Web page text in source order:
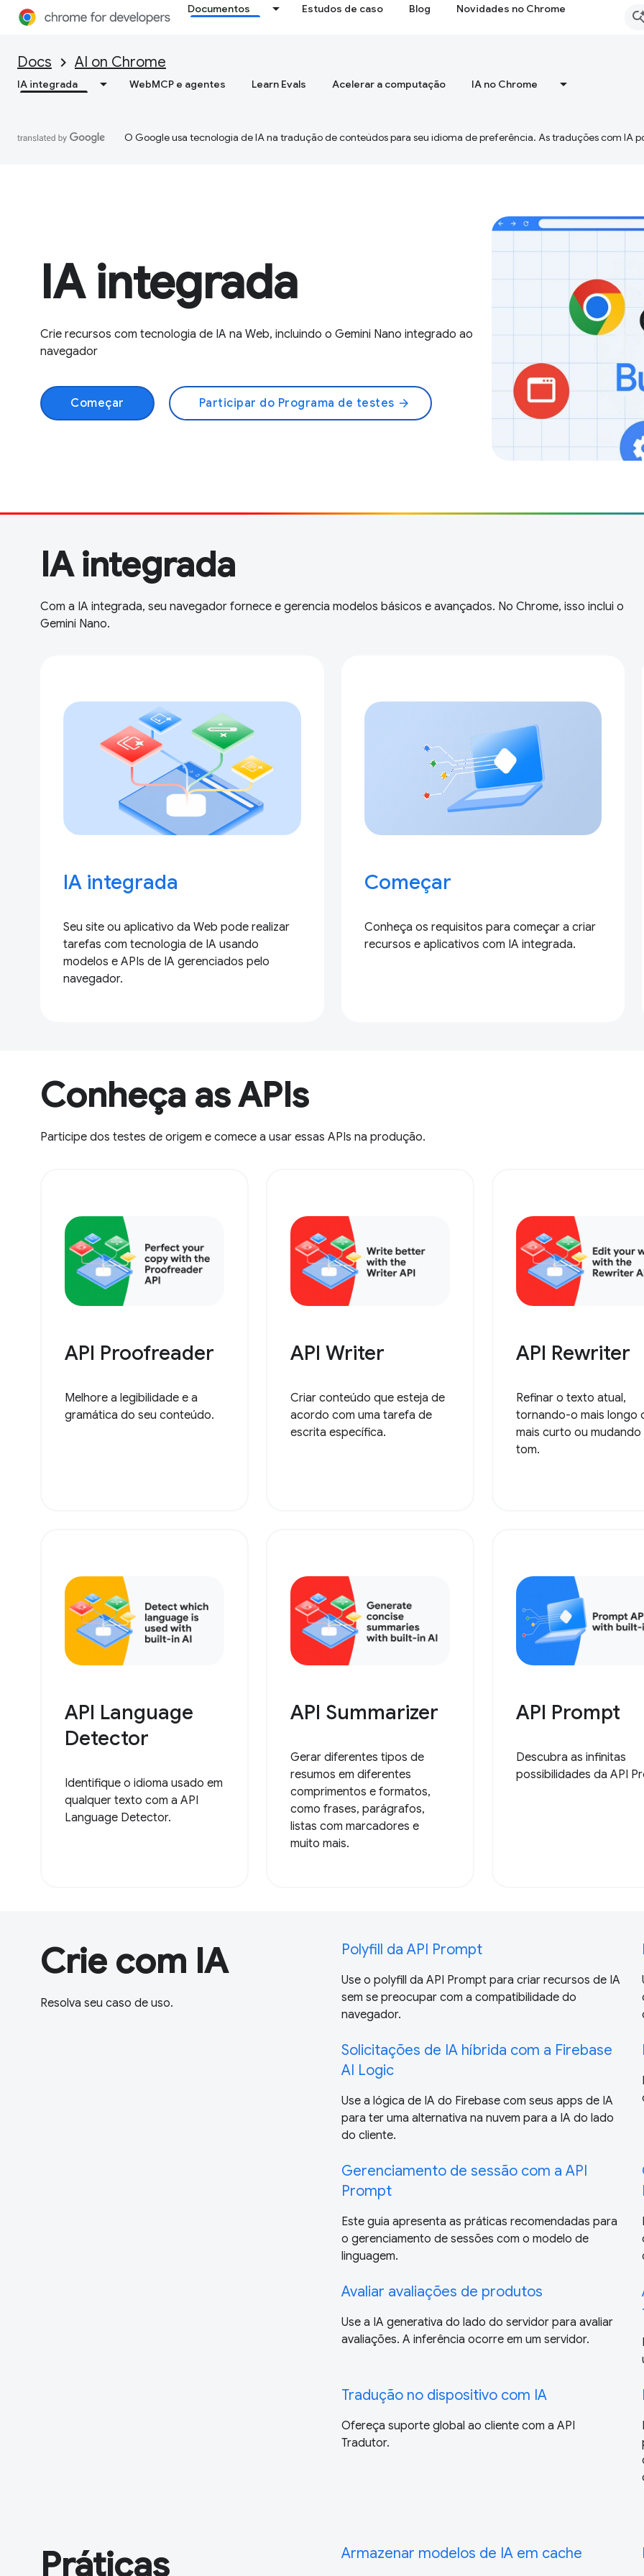
Documentos Estudos de caso Blog Novidades no Chrome
Docs AI on Chrome
IA integrada WebMCP e agentes Learn Evals Acelerar a computação IA no Chrome
O Google usa tecnologia de IA na tradução de conteúdos para seu idioma de preferência. As traduções com IA
IA integrada
Crie recursos com tecnologia de IA na Web, incluindo o Gemini Nano integrado ao
navegador
Começar Participar do Programa de testes arrow_forward
IA integrada
Com a IA integrada, seu navegador fornece e gerencia modelos básicos e avançados. No Chrome, isso inclui o
Gemini Nano.
IA integrada
Seu site ou aplicativo da Web pode realizar
tarefas com tecnologia de IA usando
modelos e APIs de IA gerenciados pelo
navegador.
Começar
Conheça os requisitos para começar a criar
recursos e aplicativos com IA integrada.
Conheça as APIs
Participe dos testes de origem e comece a usar essas APIs na produção.
API Proofreader
Melhore a legibilidade e a
gramática do seu conteúdo.
API Writer
Criar conteúdo que esteja de
acordo com uma tarefa de
escrita específica.
API Rewriter
Refinar o texto atual,
tornando-o mais longo
mais curto ou mudando
tom.
API Language
Detector
Identifique o idioma usado em
qualquer texto com a API
Language Detector.
API Summarizer
Gerar diferentes tipos de
resumos em diferentes
comprimentos e formatos,
como frases, parágrafos,
listas com marcadores e
muito mais.
API Prompt
Descubra as infinitas
possibilidades da API
Crie com IA
Resolva seu caso de uso.
Polyfill da API Prompt
Use o polyfill da API Prompt para criar recursos de IA
sem se preocupar com a compatibilidade do
navegador.
Solicitações de IA híbrida com a Firebase
AI Logic
Use a lógica de IA do Firebase com seus apps de IA
para ter uma alternativa na nuvem para a IA do lado
do cliente.
Gerenciamento de sessão com a API
Prompt
Este guia apresenta as práticas recomendadas para
o gerenciamento de sessões com o modelo de
linguagem.
Avaliar avaliações de produtos
Use a IA generativa do lado do servidor para avaliar
avaliações. A inferência ocorre em um servidor.
Tradução no dispositivo com IA
Ofereça suporte global ao cliente com a API
Tradutor.
Práticas Armazenar modelos de IA em cache